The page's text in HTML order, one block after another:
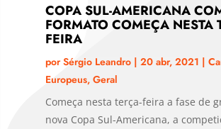
COPA SUL-AMERICANA
FORMATO COMEÇA NESTA
FEIRA
porSérgio Leandro| 20 abr, 2021 |
Europeus, Geral
Começa nesta terça-feira a fase de
nova Copa Sul-Americana, a